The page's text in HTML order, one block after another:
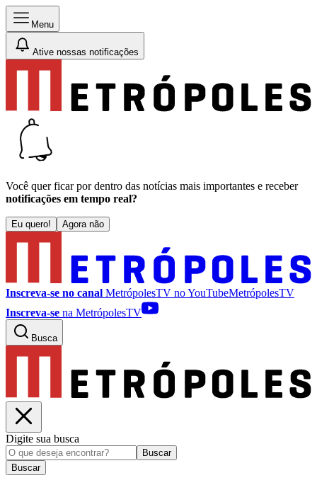
Menu
Ative nossas notificações
Você quer ficar por dentro das notícias mais importantes e receber
notificações em tempo real?
Eu quero! Agora não
Inscreva-se no canal MetrópolesTV noYouTubeMetrópolesTV
Inscreva-se na MetrópolesTV
Busca
Digite sua busca
Buscar
Buscar